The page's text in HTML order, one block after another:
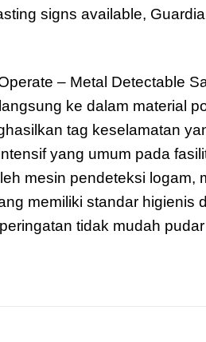
signs available,
– Metal Detectable
ke dalam material
tag keselamatan
yang umum pada
mesin pendeteksi logam,
memiliki standar
tidak mudah